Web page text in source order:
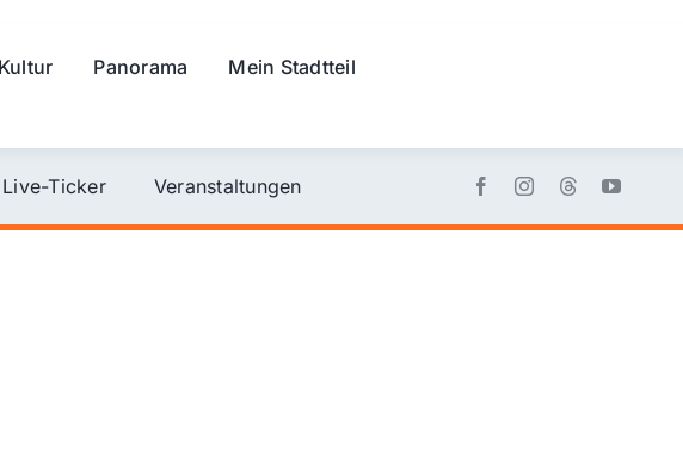
Kultur Panorama
Mein Stadtteil
Live-Ticker Veranstaltungen